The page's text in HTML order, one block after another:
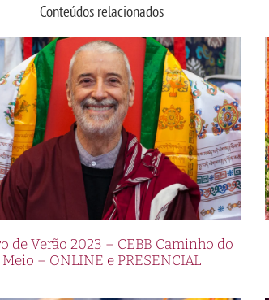
Conteúdos relacionados
de Verão 2023 – CEBB Caminho do
Meio – ONLINE e PRESENCIAL